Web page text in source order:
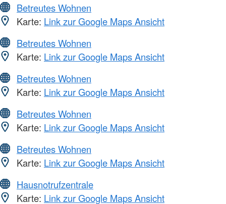
Betreutes Wohnen
Karte: Link zur Google Maps Ansicht
Betreutes Wohnen
Karte: Link zur Google Maps Ansicht
Betreutes Wohnen
Karte: Link zur Google Maps Ansicht
Betreutes Wohnen
Karte: Link zur Google Maps Ansicht
Betreutes Wohnen
Karte: Link zur Google Maps Ansicht
Hausnotrufzentrale
Karte: Link zur Google Maps Ansicht